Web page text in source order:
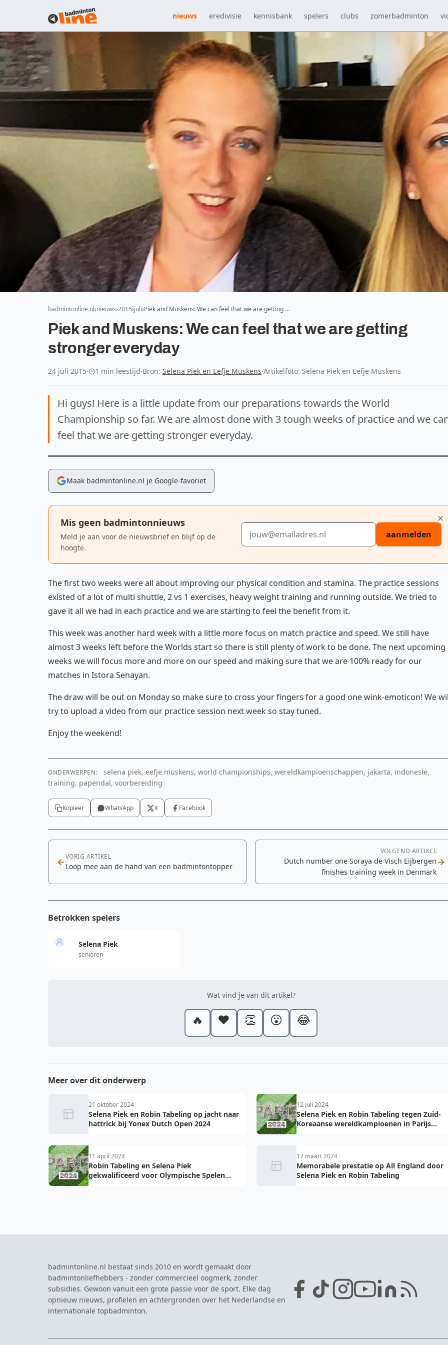
nieuws eredivisie kennisbank spelers clubs zomerbadminton
badmintonline.nl nieuws 2015 juli Piek and Muskens: We can feel that we are getting …
Piek and Muskens: We can feel that we are getting
stronger everyday
24 juli 2015· 1 min leestijd·Bron: Selena Piek en Eefje Muskens·Artikelfoto: Selena Piek en Eefje Muskens
Hi guys! Here is a little update from our preparations towards the World
Championship so far. We are almost done with 3 tough weeks of practice and we
feel that we are getting stronger everyday.
Maak badmintonline.nl je Google-favoriet
Mis geen badmintonnieuws
Meld je aan voor de nieuwsbrief en blijf op de
hoogte.
E-mailadres
aanmelden
The first two weeks were all about improving our physical condition and stamina. The practice sessions
existed of a lot of multi shuttle, 2 vs 1 exercises, heavy weight training and running outside. We tried to
gave it all we had in each practice and we are starting to feel the benefit from it.
This week was another hard week with a little more focus on match practice and speed. We still have
almost 3 weeks left before the Worlds start so there is still plenty of work to be done. The next upcoming
weeks we will focus more and more on our speed and making sure that we are 100% ready for our
matches in Istora Senayan.
The draw will be out on Monday so make sure to cross your fingers for a good one wink-emoticon! We
try to upload a video from our practice session next week so stay tuned.
Enjoy the weekend!
ONDERWERPEN:
selena piek, eefje muskens, world championships, wereldkampioenschappen, jakarta, indonesie,
training, papendal, voorbereiding
Kopieer WhatsApp X Facebook
VORIG ARTIKEL
Loop mee aan de hand van een badmintontopper
VOLGEND ARTIKEL
Dutch number one Soraya de Visch Eijbergen
finishes training week in Denmark
Betrokken spelers
Selena Piek
senioren
Wat vind je van dit artikel?
🔥 ❤️ 👏 😮 😂
Meer over dit onderwerp
21 oktober 2024
Selena Piek en Robin Tabeling op jacht naar
hattrick bij Yonex Dutch Open 2024
12 juli 2024
Selena Piek en Robin Tabeling tegen Zuid-
Koreaanse wereldkampioenen in Parijs
11 april 2024
Robin Tabeling en Selena Piek
gekwalificeerd voor Olympische Spelen
17 maart 2024
Memorabele prestatie op All England door
Selena Piek en Robin Tabeling
badmintonline.nl bestaat sinds 2010 en wordt gemaakt door
badmintonliefhebbers - zonder commercieel oogmerk, zonder
subsidies. Gewoon vanuit een grote passie voor de sport. Elke dag
opnieuw nieuws, profielen en achtergronden over het Nederlandse en
internationale topbadminton.